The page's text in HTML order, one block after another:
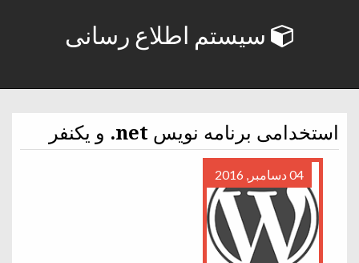
سیستم اطلاع رسانی
استخدامی برنامه نویس net. و یکنفر
04 دسامبر, 2016